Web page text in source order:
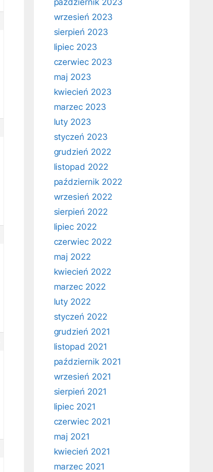
październik 2023
wrzesień 2023
sierpień 2023
lipiec 2023
czerwiec 2023
maj 2023
kwiecień 2023
marzec 2023
luty 2023
styczeń 2023
grudzień 2022
listopad 2022
październik 2022
wrzesień 2022
sierpień 2022
lipiec 2022
czerwiec 2022
maj 2022
kwiecień 2022
marzec 2022
luty 2022
styczeń 2022
grudzień 2021
listopad 2021
październik 2021
wrzesień 2021
sierpień 2021
lipiec 2021
czerwiec 2021
maj 2021
kwiecień 2021
marzec 2021